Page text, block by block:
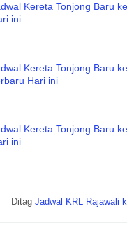
Kereta Tonjong Baru
ini
Kereta Tonjong Baru
Hari ini
Kereta Tonjong Baru
ini
Ditag Jadwal KRL Rajawali